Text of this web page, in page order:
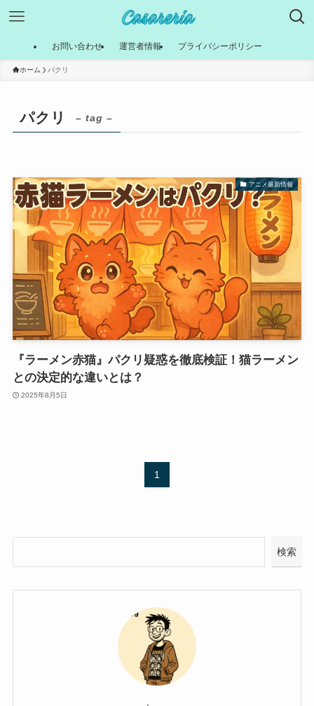
お問い合わせ 運営者情報 プライバシーポリシー
ホーム パクリ
パクリ – tag –
アニメ最新情報
『ラーメン赤猫』パクリ疑惑を徹底検証！猫ラーメン
との決定的な違いとは？
2025年8月5日
1
検索